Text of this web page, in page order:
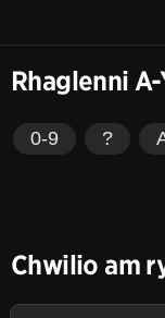
Rhaglenni A-
0-9 ?
Chwilio am